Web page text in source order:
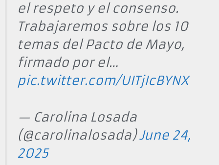
el respeto y el consenso.
Trabajaremos sobre los 10
temas del Pacto de Mayo,
firmado por el…
pic.twitter.com/UITjIcBYNX
— Carolina Losada
(@carolinalosada)June 24,
2025